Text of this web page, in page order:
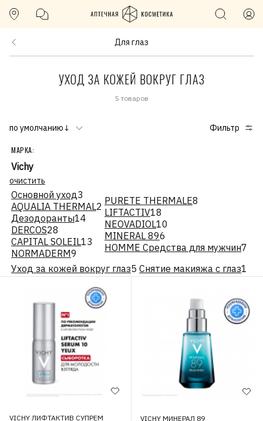
Для глаз
УХОД ЗА КОЖЕЙ ВОКРУГ ГЛАЗ
5 товаров
по умолчанию↓ Фильтр
МАРКА:
Vichy
очистить
Основной уход3
AQUALIA THERMAL2
Дезодоранты14
DERCOS28
CAPITAL SOLEIL13
NORMADERM9
PURETE THERMALE8
LIFTACTIV18
NEOVADIOL10
MINERAL 896
HOMME Средства для мужчин7
Уход за кожей вокруг глаз5 Снятие макияжа с глаз1
VICHY ЛИФТАКТИВ СУПРЕМ
VICHY МИНЕРАЛ 89